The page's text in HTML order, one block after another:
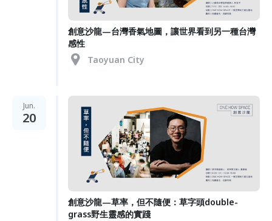
創意沙龍—台灣香氣地圖，讓世界看到另一種台灣
感性
Taoyuan City
Jun.
20
創意沙龍—草率，但不隨便：草字頭double-
grass野生靈感的實踐